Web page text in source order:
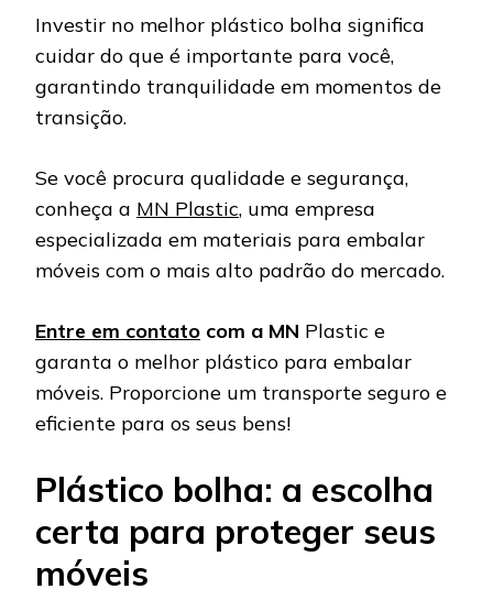
Investir no melhor plástico bolha significa
cuidar do que é importante para você,
garantindo tranquilidade em momentos de
transição.
Se você procura qualidade e segurança,
conheça a MN Plastic, uma empresa
especializada em materiais para embalar
móveis com o mais alto padrão do mercado.
Entre em contato com a MN Plastic e
garanta o melhor plástico para embalar
móveis. Proporcione um transporte seguro e
eficiente para os seus bens!
Plástico bolha: a escolha
certa para proteger seus
móveis